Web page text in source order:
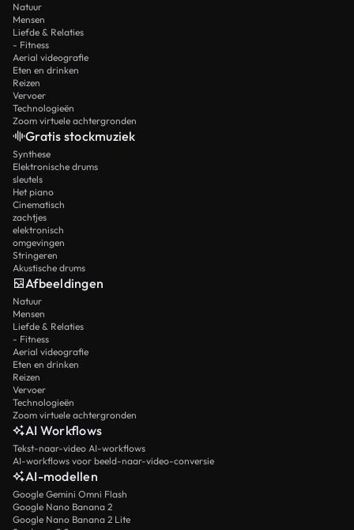
Natuur
Mensen
Liefde & Relaties
- Fitness
Aerial videografie
Eten en drinken
Reizen
Vervoer
Technologieën
Zoom virtuele achtergronden
Gratis stockmuziek
Synthese
Elektronische drums
sleutels
Het piano
Cinematisch
zachtjes
elektronisch
omgevingen
Stringeren
Akustische drums
Afbeeldingen
Natuur
Mensen
Liefde & Relaties
- Fitness
Aerial videografie
Eten en drinken
Reizen
Vervoer
Technologieën
Zoom virtuele achtergronden
AI Workflows
Tekst-naar-video AI-workflows
AI-workflows voor beeld-naar-video-conversie
AI-modellen
Google Gemini Omni Flash
Google Nano Banana 2
Google Nano Banana 2 Lite